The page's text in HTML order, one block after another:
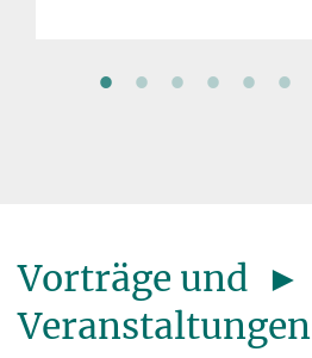
Vorträge und ►
Veranstaltungen